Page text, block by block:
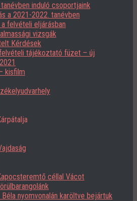
induló csoportjaink
a 2021-2022. tanévben
felvételi eljárásban
vizsgák
Kérdések
tájékoztató füzet – új
kisfilm
céllal Vácot
Béla nyomvonalán karöltve bejártuk